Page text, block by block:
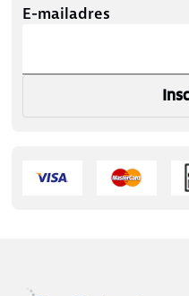
E-mailadres